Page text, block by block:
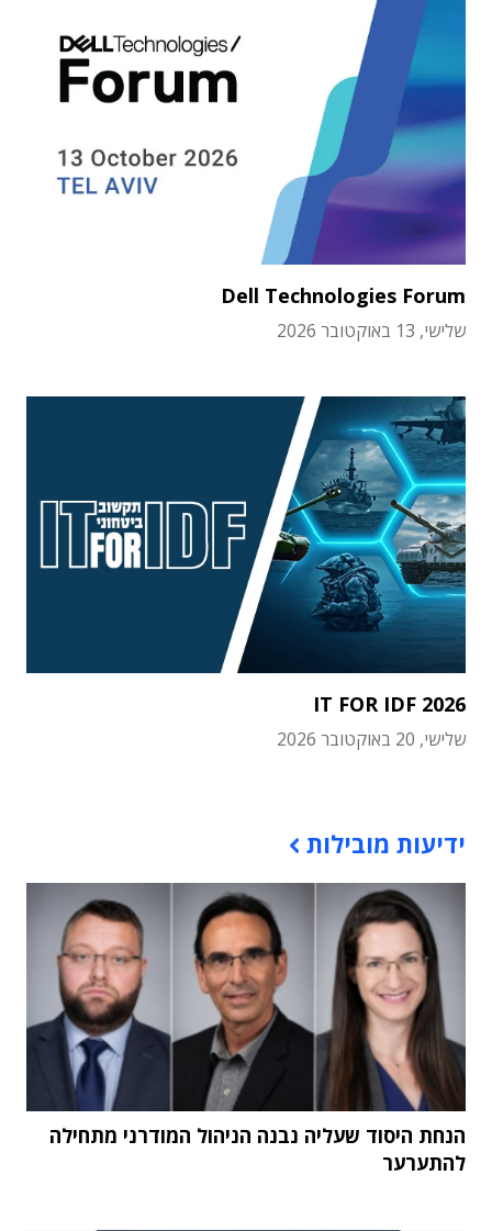
Dell Technologies Forum
שלישי, 13 באוקטובר 2026
IT FOR IDF 2026
שלישי, 20 באוקטובר 2026
ידיעות מובילות
הנחת היסוד שעליה נבנה הניהול המודרני מתחילה
להתערער